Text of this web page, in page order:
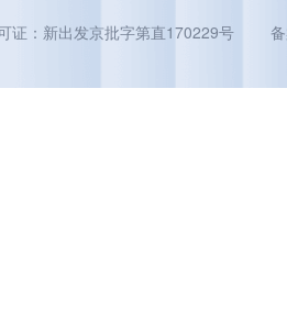
证：新出发京批字第直170229号